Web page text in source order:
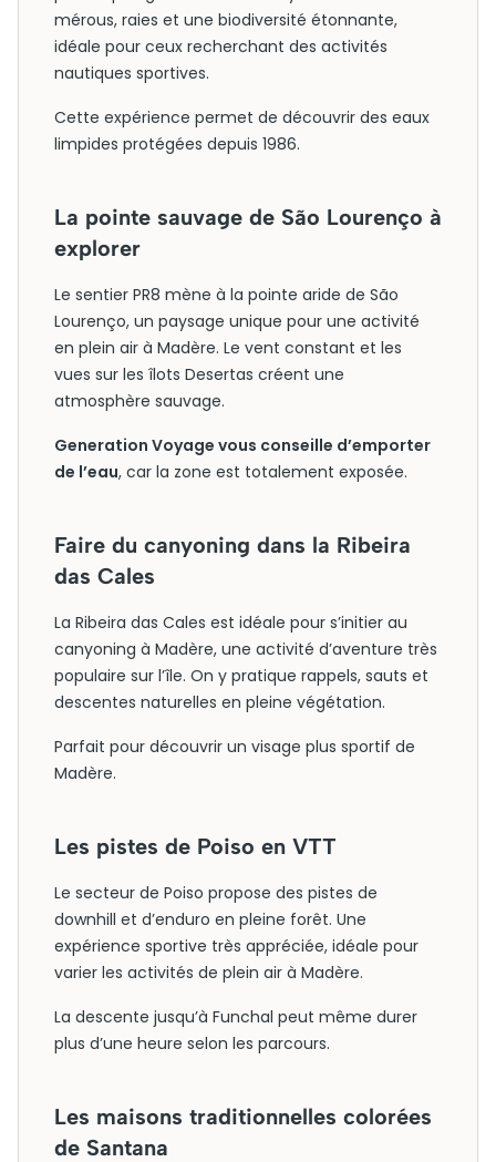
mérous, raies et une biodiversité étonnante,
idéale pour ceux recherchant des activités
nautiques sportives.
Cette expérience permet de découvrir des eaux
limpides protégées depuis 1986.
La pointe sauvage de São Lourenço à
explorer
Le sentier PR8 mène à la pointe aride de São
Lourenço, un paysage unique pour une activité
en plein air à Madère. Le vent constant et les
vues sur les îlots Desertas créent une
atmosphère sauvage.
Generation Voyage vous conseille d’emporter
de l’eau, car la zone est totalement exposée.
Faire du canyoning dans la Ribeira
das Cales
La Ribeira das Cales est idéale pour s’initier au
canyoning à Madère, une activité d’aventure très
populaire sur l’île. On y pratique rappels, sauts et
descentes naturelles en pleine végétation.
Parfait pour découvrir un visage plus sportif de
Madère.
Les pistes de Poiso en VTT
Le secteur de Poiso propose des pistes de
downhill et d’enduro en pleine forêt. Une
expérience sportive très appréciée, idéale pour
varier les activités de plein air à Madère.
La descente jusqu’à Funchal peut même durer
plus d’une heure selon les parcours.
Les maisons traditionnelles colorées
de Santana